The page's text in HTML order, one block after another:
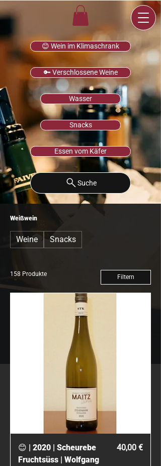
😊 Wein im Klimaschrank
🔑 Verschlossene Weine
Wasser
Snacks
Essen vom Käfer
Suche
Weißwein
Weine Snacks
158 Produkte Filtern
😊 | 2020 | Scheurebe
Fruchtsüss | Wolfgang
Preis
40,00 €